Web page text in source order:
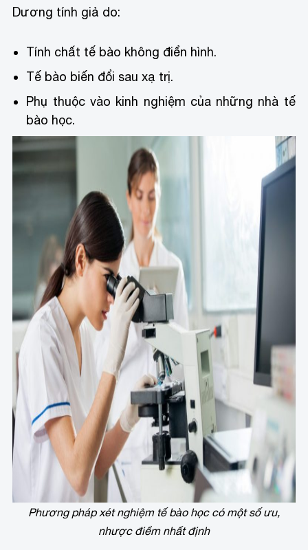
Dương tính giả do:
Tính chất tế bào không điển hình.
Tế bào biến đổi sau xạ trị.
Phụ thuộc vào kinh nghiệm của những nhà tế
bào học.
Phương pháp xét nghiệm tế bào học có một số ưu,
nhược điểm nhất định